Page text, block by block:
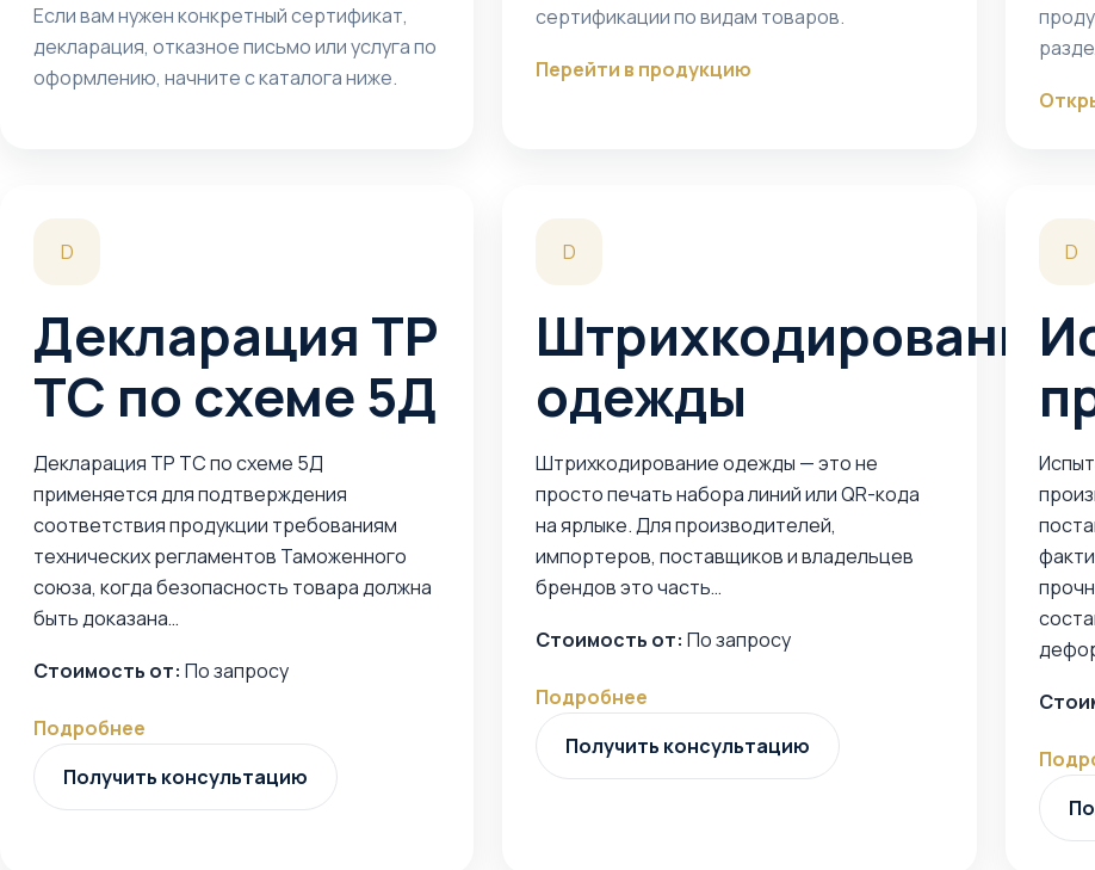
Если вам нужен конкретный сертификат,
декларация, отказное письмо или услуга по
оформлению, начните с каталога ниже.
сертификации по видам товаров.
Перейти в продукцию
D
Декларация ТР
ТС по схеме 5Д
Декларация ТР ТС по схеме 5Д
применяется для подтверждения
соответствия продукции требованиям
технических регламентов Таможенного
союза, когда безопасность товара должна
быть доказана…
Стоимость от: По запросу
Подробнее
Получить консультацию
D
Штрихкодирование
одежды
Штрихкодирование одежды — это не
просто печать набора линий или QR-кода
на ярлыке. Для производителей,
импортеров, поставщиков и владельцев
брендов это часть…
Стоимость от: По запросу
Подробнее
Получить консультацию
D